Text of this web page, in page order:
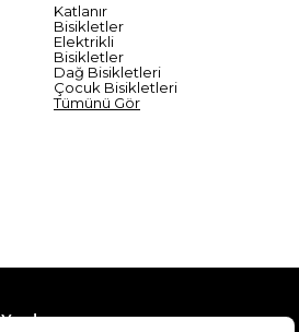
Katlanır
Bisikletler
Elektrikli
Bisikletler
Dağ Bisikletleri
Çocuk Bisikletleri
Tümünü Gör
Yardım